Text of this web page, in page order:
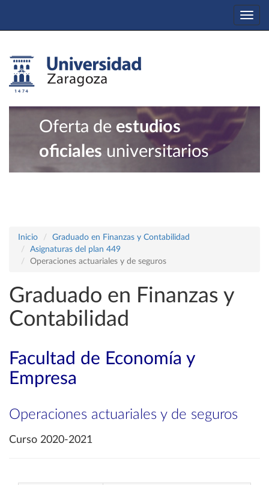
Oferta de estudios
oficiales universitarios
Inicio
Graduado en Finanzas y Contabilidad
Asignaturas del plan 449
Operaciones actuariales y de seguros
Graduado en Finanzas y
Contabilidad
Facultad de Economía y
Empresa
Operaciones actuariales y de seguros
Curso 2020-2021